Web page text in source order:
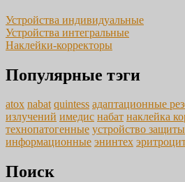
Устройства индивидуальные
Устройства интегральные
Наклейки-корректоры
Популярные тэги
atox nabat quintess адаптационные
излучений имедис набат наклейка
технопатогенные устройство защиты
информационные энинтех
Поиск